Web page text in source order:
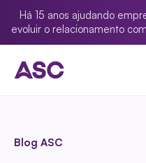
Há 15 anos ajudando
evoluir o relacionamento
Blog ASC